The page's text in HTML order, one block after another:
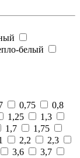
белый
0,75
0,8
1,25
1,3
1,7
1,75
2,2
2,3
3,6
3,7